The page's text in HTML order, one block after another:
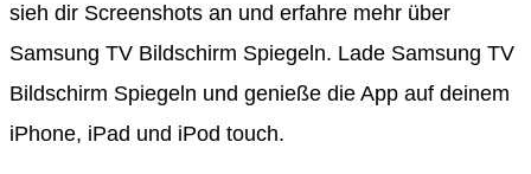
sieh dir Screenshots an und erfahre mehr über
Samsung TV Bildschirm Spiegeln. Lade Samsung TV
Bildschirm Spiegeln und genieße die App auf deinem
iPhone, iPad und iPod touch.